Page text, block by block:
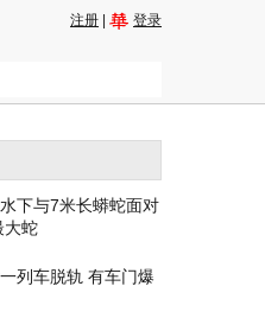
注册 登录
下与7米长蟒蛇面对
大蛇
列车脱轨 有车门爆